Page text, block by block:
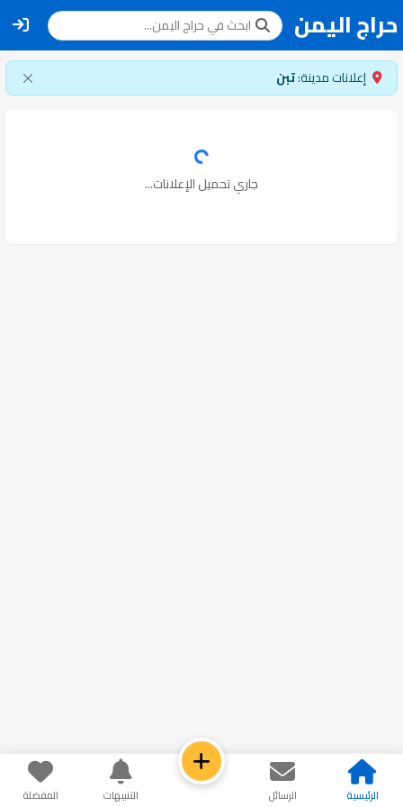
حراج اليمن
إعلانات مدينة:تبن
جاري تحميل الإعلانات...
الرئيسية الرسائل التنبيهات المفضلة